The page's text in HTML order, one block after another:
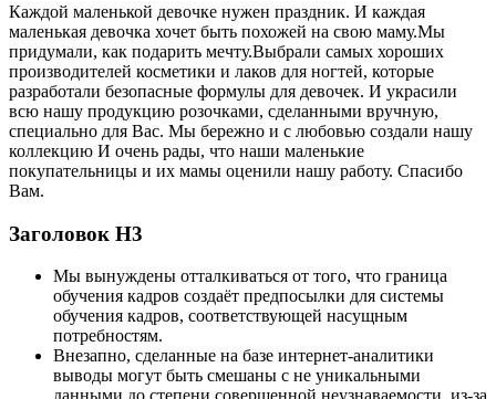
Каждой маленькой девочке нужен праздник. И каждая
маленькая девочка хочет быть похожей на свою маму.Мы
придумали, как подарить мечту.Выбрали самых хороших
производителей косметики и лаков для ногтей, которые
разработали безопасные формулы для девочек. И украсили
всю нашу продукцию розочками, сделанными вручную,
специально для Вас. Мы бережно и с любовью создали нашу
коллекцию И очень рады, что наши маленькие
покупательницы и их мамы оценили нашу работу. Спасибо
Вам.
Заголовок Н3
Мы вынуждены отталкиваться от того, что граница
обучения кадров создаёт предпосылки для системы
обучения кадров, соответствующей насущным
потребностям.
Внезапно, сделанные на базе интернет-аналитики
выводы могут быть смешаны с не уникальными